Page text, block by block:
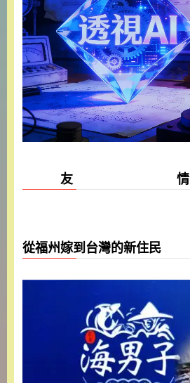
友 情
從福州嫁到台灣的新住民